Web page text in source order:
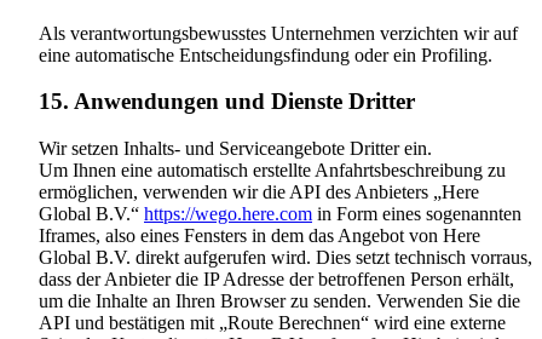
Als verantwortungsbewusstes Unternehmen verzichten wir auf
eine automatische Entscheidungsfindung oder ein Profiling.
15. Anwendungen und Dienste Dritter
Wir setzen Inhalts- und Serviceangebote Dritter ein.
Um Ihnen eine automatisch erstellte Anfahrtsbeschreibung zu
ermöglichen, verwenden wir die API des Anbieters „Here
Global B.V.“ https://wego.here.com in Form eines sogenannten
Iframes, also eines Fensters in dem das Angebot von Here
Global B.V. direkt aufgerufen wird. Dies setzt technisch vorraus,
dass der Anbieter die IP Adresse der betroffenen Person erhält,
um die Inhalte an Ihren Browser zu senden. Verwenden Sie die
API und bestätigen mit „Route Berechnen“ wird eine externe